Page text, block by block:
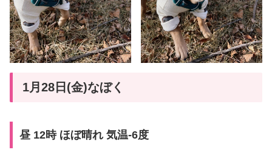
1月28日(金)なぼく
昼 12時 ほぼ晴れ 気温-6度